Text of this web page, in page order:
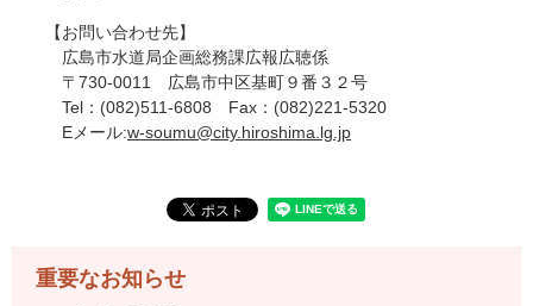
【お問い合わせ先】
広島市水道局企画総務課広報広聴係
〒730-0011 広島市中区基町９番３２号
Tel：(082)511-6808 Fax：(082)221-5320
Eメール:w-soumu@city.hiroshima.lg.jp
重要なお知らせ